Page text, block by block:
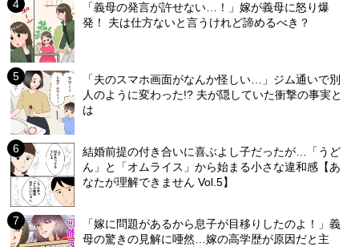
「義母の発言が許せない…！」嫁が義母に怒り爆
発！ 夫は仕方ないと言うけれど諦めるべき？
「夫のスマホ画面がなんか怪しい…」ジム通いで別
人のように変わった!? 夫が隠していた衝撃の事実と
は
結婚前提の付き合いに喜ぶよし子だったが…「うど
ん」と「オムライス」から始まる小さな違和感【あ
なたが理解できません Vol.5】
「嫁に問題があるから息子が目移りしたのよ！」義
母の驚きの見解に唖然…嫁の高学歴が原因だと主